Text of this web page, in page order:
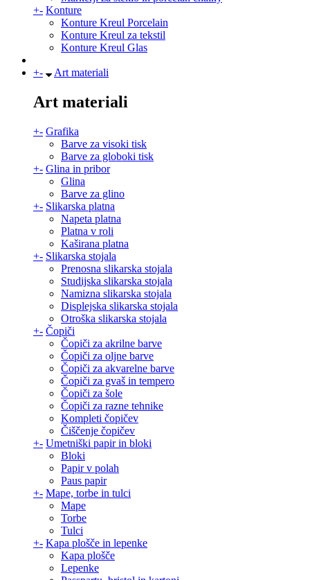
+- Konture
Konture Kreul Porcelain
Konture Kreul za tekstil
Konture Kreul Glas
+- Art materiali
Art materiali
+- Grafika
Barve za visoki tisk
Barve za globoki tisk
+- Glina in pribor
Glina
Barve za glino
+- Slikarska platna
Napeta platna
Platna v roli
Kaširana platna
+- Slikarska stojala
Prenosna slikarska stojala
Studijska slikarska stojala
Namizna slikarska stojala
Displejska slikarska stojala
Otroška slikarska stojala
+- Čopiči
Čopiči za akrilne barve
Čopiči za oljne barve
Čopiči za akvarelne barve
Čopiči za gvaš in tempero
Čopiči za šole
Čopiči za razne tehnike
Kompleti čopičev
Čiščenje čopičev
+- Umetniški papir in bloki
Bloki
Papir v polah
Paus papir
+- Mape, torbe in tulci
Mape
Torbe
Tulci
+- Kapa plošče in lepenke
Kapa plošče
Lepenke